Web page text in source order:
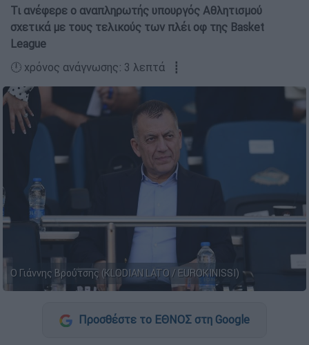
Τι ανέφερε ο αναπληρωτής υπουργός Αθλητισμού
σχετικά με τους τελικούς των πλέι οφ της Basket
League
🕛 χρόνος ανάγνωσης: 3 λεπτά ┋
Ο Γιάννης Βρούτσης (KLODIAN LATO / EUROKINISSI)
Προσθέστε το ΕΘΝΟΣ στη Google